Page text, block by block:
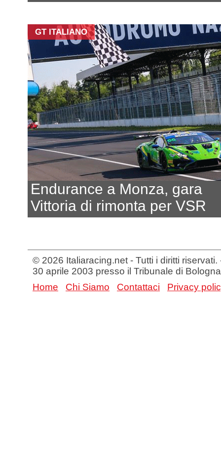
GT ITALIANO
Endurance a Monza, gara
Vittoria di rimonta per VSR
© 2026 Italiaracing.net - Tutti i diritti
30 aprile 2003 presso il Tribunale di Bologna
Home
Chi Siamo Contattaci Privacy